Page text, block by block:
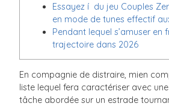
Essayez í du jeu Couples
en mode de tunes effectif
Pendant lequel s’amuser en
trajectoire dans 2026
En compagnie de distraire, mien
liste lequel fera caractériser avec
tâche abordée sur un estrade